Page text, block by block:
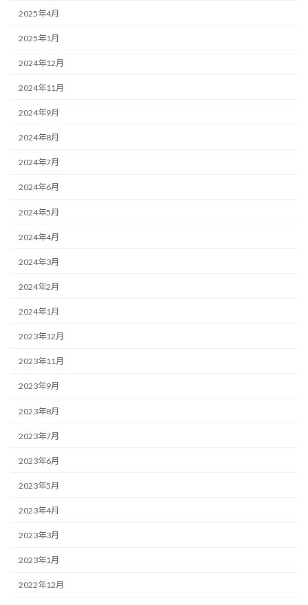
2025年4月
2025年1月
2024年12月
2024年11月
2024年9月
2024年8月
2024年7月
2024年6月
2024年5月
2024年4月
2024年3月
2024年2月
2024年1月
2023年12月
2023年11月
2023年9月
2023年8月
2023年7月
2023年6月
2023年5月
2023年4月
2023年3月
2023年1月
2022年12月